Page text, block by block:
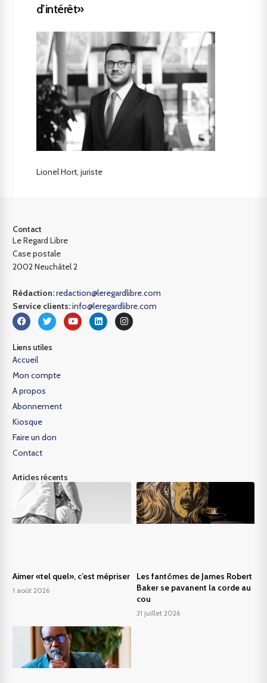
d’intérêt»
Lionel Hort, juriste
Contact
Le Regard Libre
Case postale
2002 Neuchâtel 2
Rédaction:redaction@leregardlibre.com
Service clients:info@leregardlibre.com
Liens utiles
Accueil
Mon compte
A propos
Abonnement
Kiosque
Faire un don
Contact
Articles récents
Aimer «tel quel», c’est mépriser
1 août 2026
Les fantômes de James Robert
Baker se pavanent la corde au
cou
31 juillet 2026